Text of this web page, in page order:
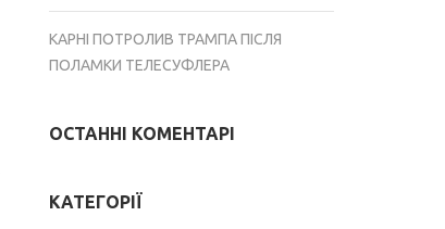
КАРНІ ПОТРОЛИВ ТРАМПА ПІСЛЯ
ПОЛАМКИ ТЕЛЕСУФЛЕРА
ОСТАННІ КОМЕНТАРІ
КАТЕГОРІЇ